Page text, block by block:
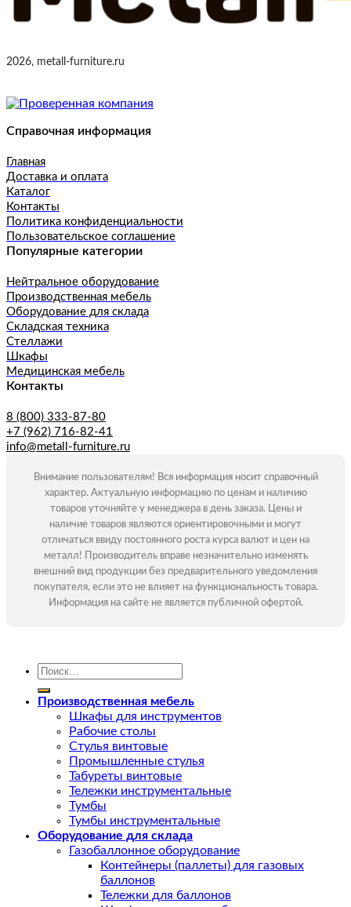
2026, metall-furniture.ru
Справочная информация
Главная
Доставка и оплата
Каталог
Контакты
Политика конфиденциальности
Пользовательское соглашение
Популярные категории
Нейтральное оборудование
Производственная мебель
Оборудование для склада
Складская техника
Стеллажи
Шкафы
Медицинская мебель
Контакты
8 (800) 333-87-80
+7 (962) 716-82-41
info@metall-furniture.ru
Внимание пользователям! Вся информация носит справочный
характер. Актуальную информацию по ценам и наличию
товаров уточняйте у менеджера в день заказа. Цены и
наличие товаров являются ориентировочными и могут
отличаться ввиду постоянного роста курса валют и цен на
металл! Производитель вправе незначительно изменять
внешний вид продукции без предварительного уведомления
покупателя, если это не влияет на функциональность товара.
Информация на сайте не является публичной офертой.
Искать:
Производственная мебель
Шкафы для инструментов
Рабочие столы
Стулья винтовые
Промышленные стулья
Табуреты винтовые
Тележки инструментальные
Тумбы
Тумбы инструментальные
Оборудование для склада
Газобаллонное оборудование
Контейнеры (паллеты) для газовых
баллонов
Тележки для баллонов